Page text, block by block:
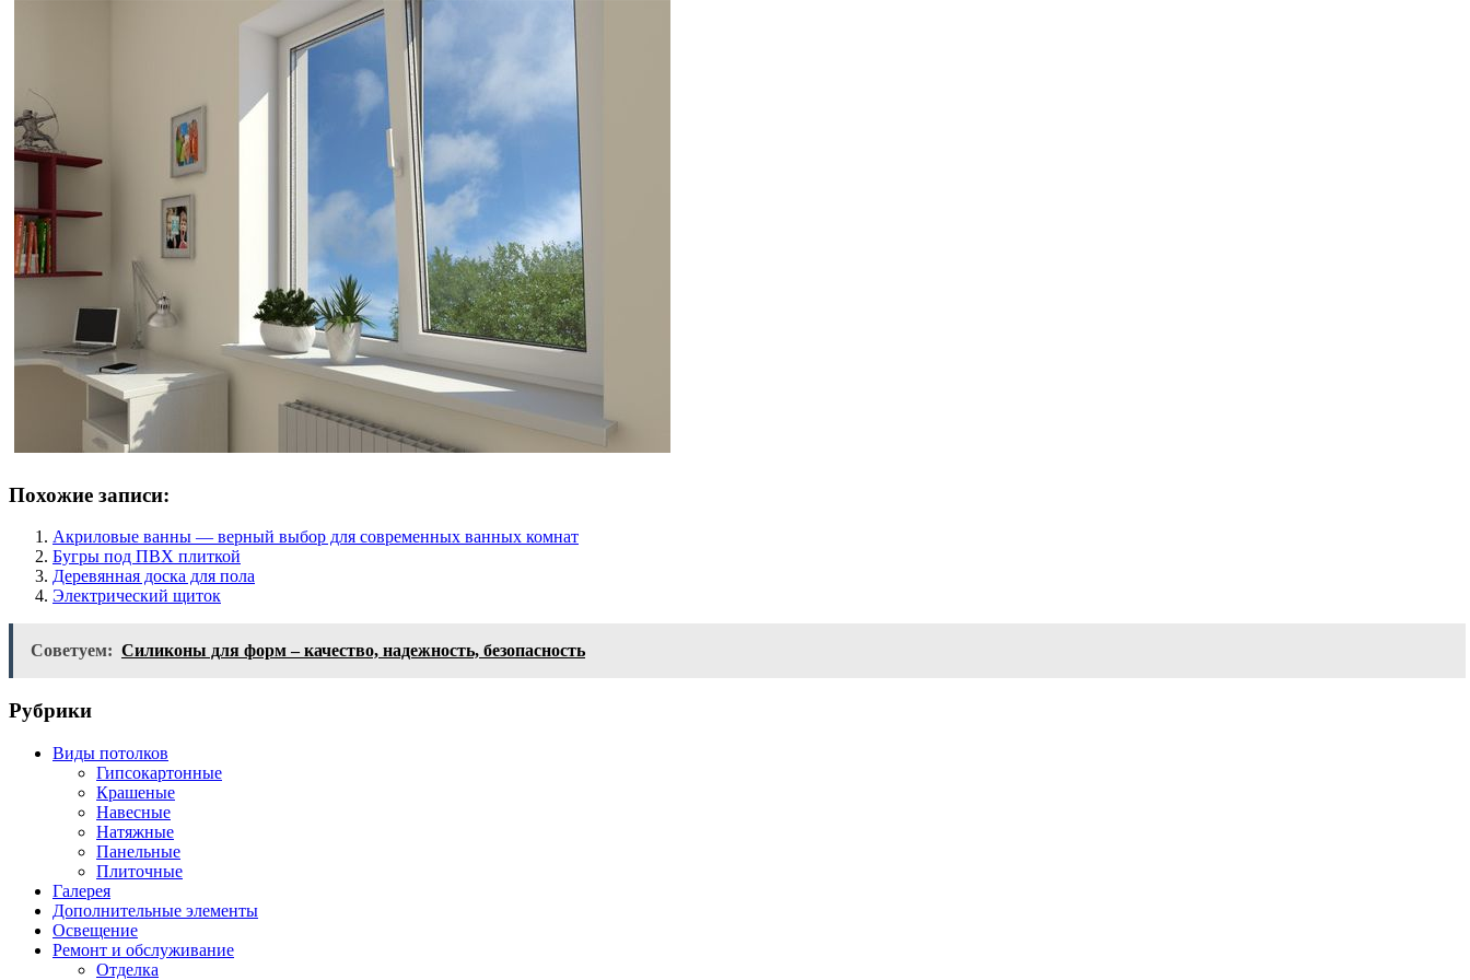
Похожие записи:
Акриловые ванны — верный выбор для современных ванных комнат
Бугры под ПВХ плиткой
Деревянная доска для пола
Электрический щиток
Советуем: Силиконы для форм – качество, надежность, безопасность
Рубрики
Виды потолков
Гипсокартонные
Крашеные
Навесные
Натяжные
Панельные
Плиточные
Галерея
Дополнительные элементы
Освещение
Ремонт и обслуживание
Отделка